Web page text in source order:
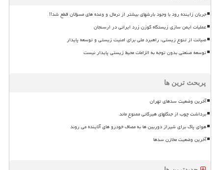
جریان زاینده رود با وجود بارشهای بیشتر از نرمال و وعده های مسؤلان قطع شد!!
عملیات ایمن سازی زیستگاه گوزن زرد ایرانی در ارسنجان
صیانت از تنوع زیستی، راهبرد ملی برای امنیت زیستی و توسعه پایدار
توسعه صنعتی بدون توجه به الزامات محیط زیستی پایدار نیست
پربحث ترین ها
آخرین وضعیت سدهای تهران
برداشت چوب از جنگلهای هیرکانی ممنوع ماند
هوای پاک برای شیراز دوربین ها به مصاف خودرو های آلاینده می روند
آخرین وضعیت مخازن سدها